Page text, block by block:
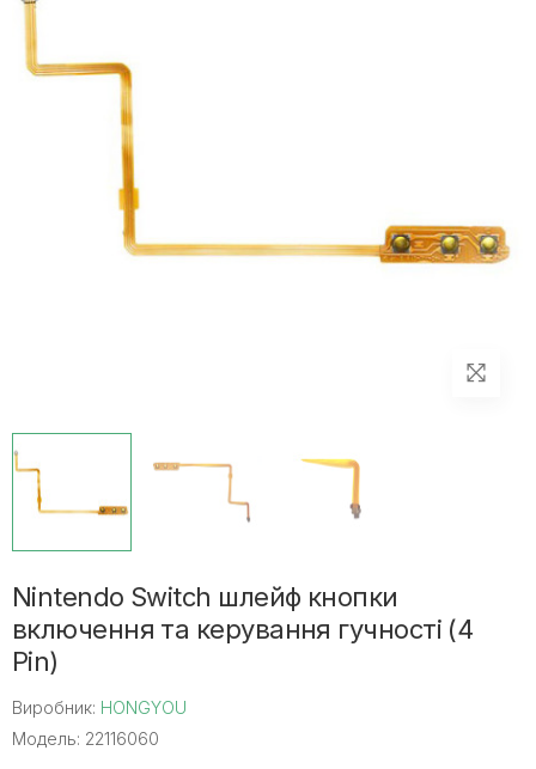
Nintendo Switch шлейф кнопки
включення та керування гучності (4
Pin)
Виробник: HONGYOU
Модель: 22116060